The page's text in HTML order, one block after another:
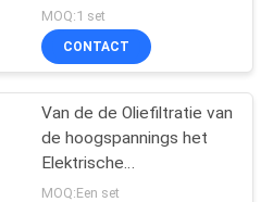
ontgassen van
transformatorolie
MOQ:1 set
CONTACT
Van de de Oliefiltratie van
de hoogspannings het
Elektrische
Transformator de
MOQ:Een set